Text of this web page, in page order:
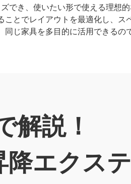
でき、使いたい形で使える理想的
とでレイアウトを最適化し、ス
じ家具を多目的に活用できるの
解説！
降エクス